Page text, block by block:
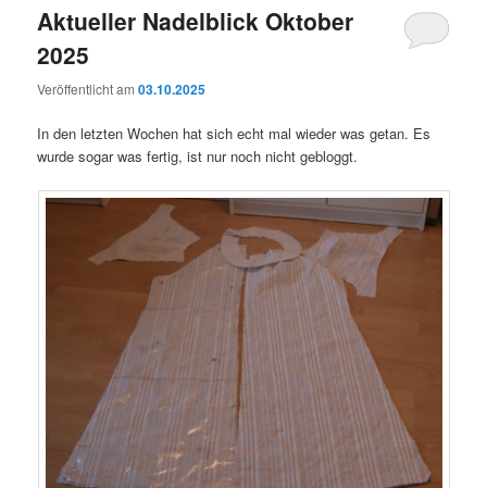
Aktueller Nadelblick Oktober
2025
Veröffentlicht am03.10.2025
In den letzten Wochen hat sich echt mal wieder was getan. Es
wurde sogar was fertig, ist nur noch nicht gebloggt.